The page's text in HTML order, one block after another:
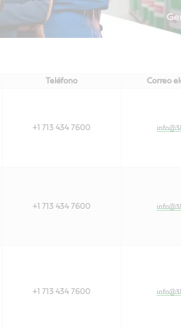
Teléfono Correo
+1 713 434 7600
+1 713 434 7600
+1 713 434 7600